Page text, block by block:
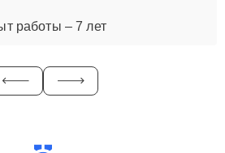
работы – 7 лет